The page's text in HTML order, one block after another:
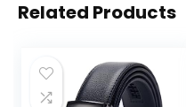
Related Products